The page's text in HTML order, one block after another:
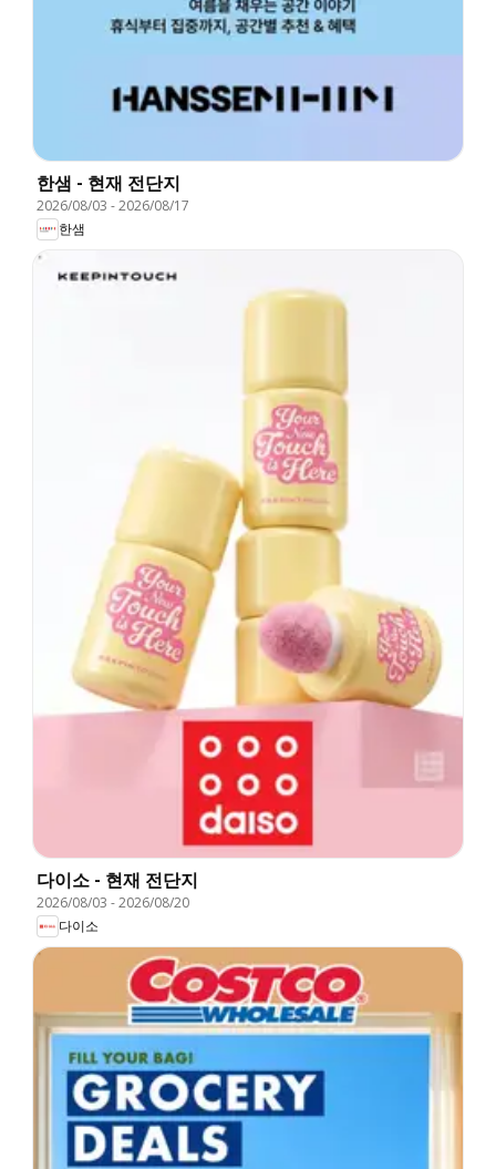
한샘 - 현재 전단지
2026/08/03 -2026/08/17
한샘
다이소 - 현재 전단지
2026/08/03 -2026/08/20
다이소